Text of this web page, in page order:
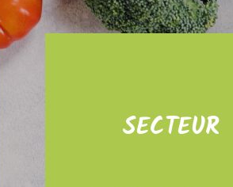
SECTEUR